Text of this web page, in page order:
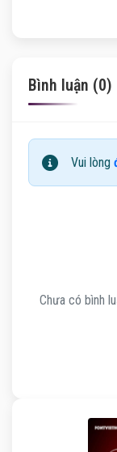
Bình luận (0)
Vui lòng
Chưa có bình